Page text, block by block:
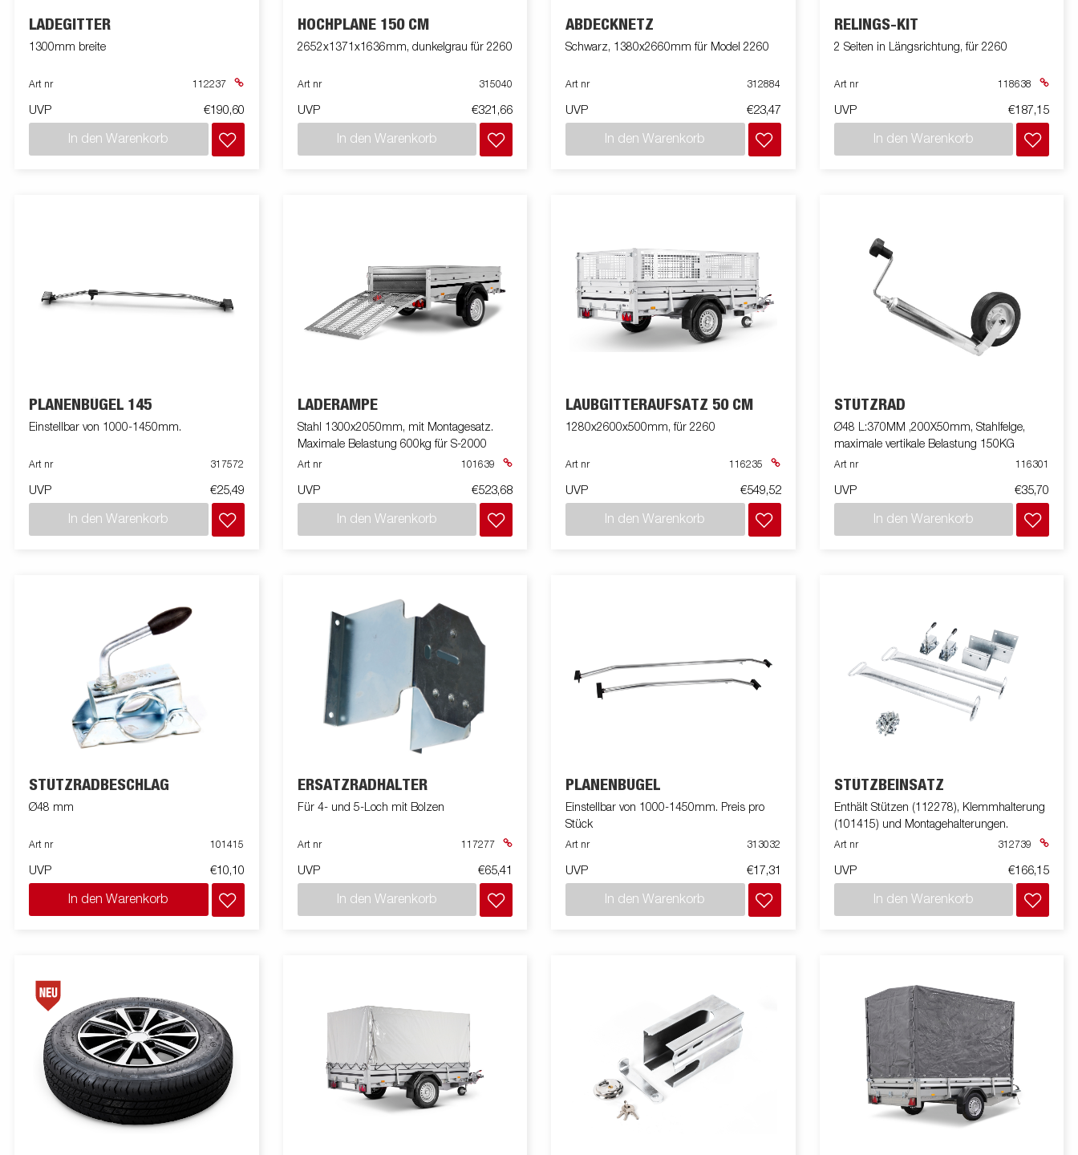
LADEGITTER
1300mm breite
Art nr 112237
UVP €190,60
In den Warenkorb
HOCHPLANE 150 CM
2652x1371x1636mm, dunkelgrau für 2260
Art nr 315040
UVP €321,66
In den Warenkorb
ABDECKNETZ
Schwarz, 1380x2660mm für Model 2260
Art nr 312884
UVP €23,47
In den Warenkorb
RELINGS-KIT
2 Seiten in Längsrichtung, für 2260
Art nr 118638
UVP €187,15
In den Warenkorb
PLANENBÜGEL 145
Einstellbar von 1000-1450mm.
Art nr 317572
UVP €25,49
In den Warenkorb
LADERAMPE
Stahl 1300x2050mm, mit Montagesatz.
Maximale Belastung 600kg für S-2000
Art nr 101639
UVP €523,68
In den Warenkorb
LAUBGITTERAUFSATZ 50 CM
1280x2600x500mm, für 2260
Art nr 116235
UVP €549,52
In den Warenkorb
STÜTZRAD
Ø48 L:370MM ,200X50mm, Stahlfelge,
maximale vertikale Belastung 150KG
Art nr 116301
UVP €35,70
In den Warenkorb
STÜTZRADBESCHLAG
Ø48 mm
Art nr 101415
UVP €10,10
In den Warenkorb
ERSATZRADHALTER
Für 4- und 5-Loch mit Bolzen
Art nr 117277
UVP €65,41
In den Warenkorb
PLANENBÜGEL
Einstellbar von 1000-1450mm. Preis pro
Stück
Art nr 313032
UVP €17,31
In den Warenkorb
STÜTZBEINSATZ
Enthält Stützen (112278), Klemmhalterung
(101415) und Montagehalterungen.
Art nr 312739
UVP €166,15
In den Warenkorb